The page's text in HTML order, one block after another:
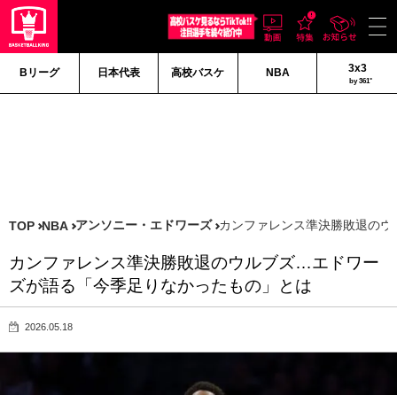
Bリーグ 日本代表 高校バスケ NBA 3x3
by 361°
TOP NBA アンソニー・エドワーズ カンファレンス準決勝敗退の
カンファレンス準決勝敗退のウルブズ…エドワー
ズが語る「今季足りなかったもの」とは
2026.05.18